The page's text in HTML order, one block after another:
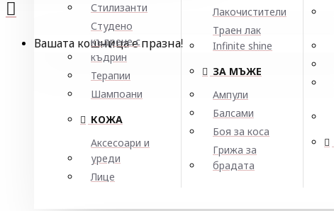
Стилизанти
Студено
къдрене с
къдрин
Терапии
Шампоани
КОЖА
Аксесоари и
уреди
Лице
Лакочистители
Траен лак
Infinite shine
ЗА МЪЖЕ
Ампули
Балсами
Боя за коса
Грижа за
брадата
Вашата кошница е празна!